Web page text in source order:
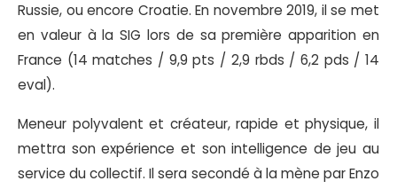
Russie, ou encore Croatie. En novembre 2019, il se met
en valeur à la SIG lors de sa première apparition en
France (14 matches / 9,9 pts / 2,9 rbds / 6,2 pds / 14
eval).
Meneur polyvalent et créateur, rapide et physique, il
mettra son expérience et son intelligence de jeu au
service du collectif. Il sera secondé à la mène par Enzo